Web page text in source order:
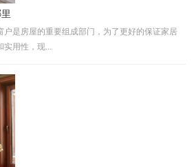
户是房屋的重要组成部门，为了更好的保证家居
实用性，现...